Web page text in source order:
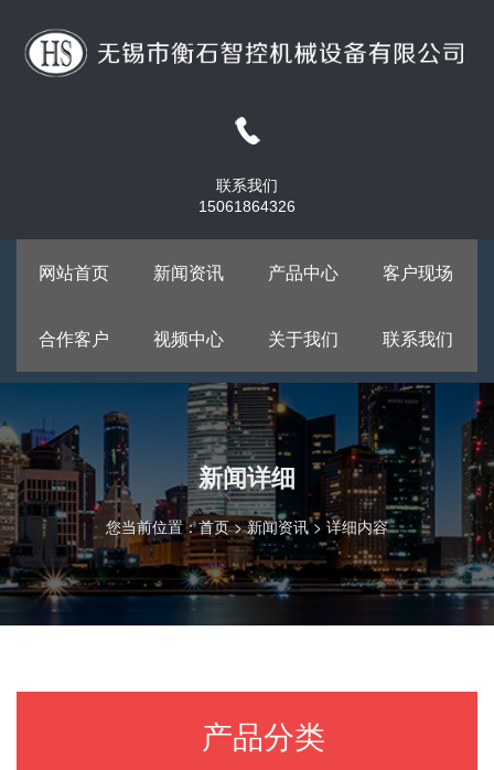
联系我们
15061864326
网站首页 新闻资讯 产品中心 客户现场
合作客户 视频中心 关于我们 联系我们
新闻详细
您当前位置：首页>新闻资讯> 详细内容
产品分类